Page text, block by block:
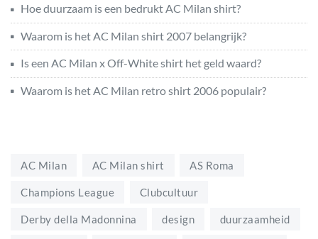
Hoe duurzaam is een bedrukt AC Milan shirt?
Waarom is het AC Milan shirt 2007 belangrijk?
Is een AC Milan x Off-White shirt het geld waard?
Waarom is het AC Milan retro shirt 2006 populair?
AC Milan AC Milan shirt AS Roma
Champions League Clubcultuur
Derby della Madonnina design duurzaamheid